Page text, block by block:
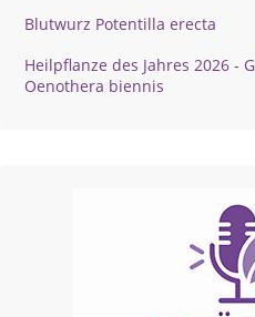
Blutwurz Potentilla erecta
Heilpflanze des Jahres 2026 -
Oenothera biennis